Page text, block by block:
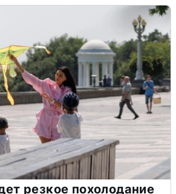
резкое похолодание